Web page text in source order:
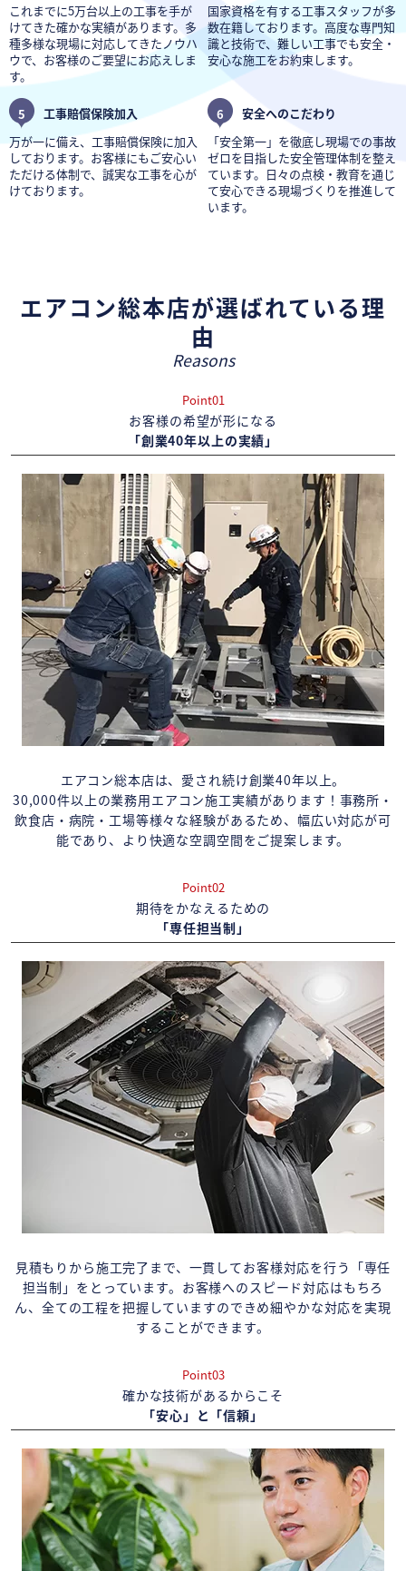
これまでに5万台以上の工事を手が
けてきた確かな実績があります。多
種多様な現場に対応してきたノウハ
ウで、お客様のご要望にお応えしま
す。
国家資格を有する工事スタッフが多
数在籍しております。高度な専門知
識と技術で、難しい工事でも安全・
安心な施工をお約束します。
5
工事賠償保険加入
万が一に備え、工事賠償保険に加入
しております。お客様にもご安心い
ただける体制で、誠実な工事を心が
けております。
6
安全へのこだわり
「安全第一」を徹底し現場での事故
ゼロを目指した安全管理体制を整え
ています。日々の点検・教育を通じ
て安心できる現場づくりを推進して
います。
エアコン総本店が選ばれている理
由
Reasons
Point01
お客様の希望が形になる
「創業40年以上の実績」
エアコン総本店は、愛され続け創業40年以上。
30,000件以上の業務用エアコン施工実績があります！事務所・
飲食店・病院・工場等様々な経験があるため、幅広い対応が可
能であり、より快適な空調空間をご提案します。
Point02
期待をかなえるための
「専任担当制」
見積もりから施工完了まで、一貫してお客様対応を行う「専任
担当制」をとっています。お客様へのスピード対応はもちろ
ん、全ての工程を把握していますのできめ細やかな対応を実現
することができます。
Point03
確かな技術があるからこそ
「安心」と「信頼」